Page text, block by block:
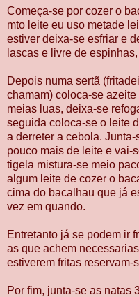
Começa-se por cozer o
mto leite eu uso metade
estiver deixa-se esfriar e
lascas e livre de
Depois numa sertã
chamam) coloca-se
meias luas, deixa-se
seguida coloca-se o leite
a derreter a cebola.
pouco mais de leite e vai-
tigela mistura-se meio
algum leite de cozer o
cima do bacalhau que já
vez em quando.
Entretanto já se podem ir
as que achem
estiverem fritas reservam-
Por fim, junta-se as natas